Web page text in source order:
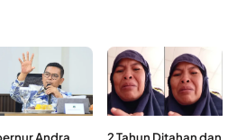
Andra
2 Tahun Ditahan dan